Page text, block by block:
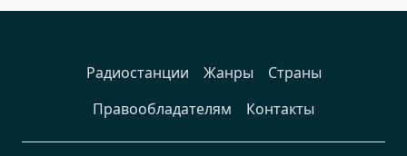
Радиостанции Жанры
Страны
Правообладателям
Контакты